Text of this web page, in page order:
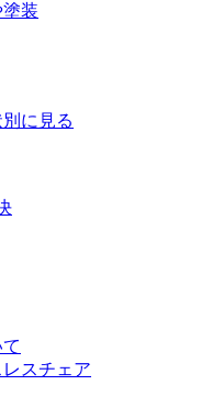
装
に見る
スチェア